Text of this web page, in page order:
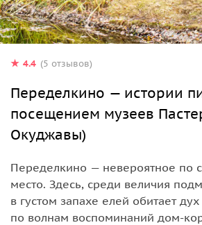
4.4 (5 отзывов)
Переделкино — истории
посещением музеев
Окуджавы)
Переделкино — невероятное по
место. Здесь, среди величия
в густом запахе елей обитает
по волнам воспоминаний дом-